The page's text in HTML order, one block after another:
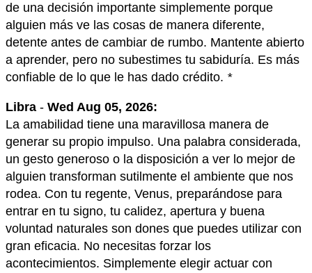
de una decisión importante simplemente porque
alguien más ve las cosas de manera diferente,
detente antes de cambiar de rumbo. Mantente abierto
a aprender, pero no subestimes tu sabiduría. Es más
confiable de lo que le has dado crédito. *
Libra - Wed Aug 05, 2026:
La amabilidad tiene una maravillosa manera de
generar su propio impulso. Una palabra considerada,
un gesto generoso o la disposición a ver lo mejor de
alguien transforman sutilmente el ambiente que nos
rodea. Con tu regente, Venus, preparándose para
entrar en tu signo, tu calidez, apertura y buena
voluntad naturales son dones que puedes utilizar con
gran eficacia. No necesitas forzar los
acontecimientos. Simplemente elegir actuar con